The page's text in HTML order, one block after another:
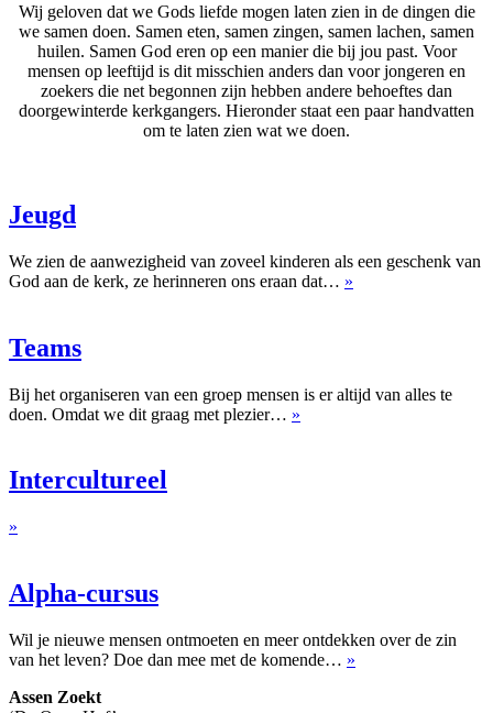
Wij geloven dat we Gods liefde mogen laten zien in de dingen die
we samen doen. Samen eten, samen zingen, samen lachen, samen
huilen. Samen God eren op een manier die bij jou past. Voor
mensen op leeftijd is dit misschien anders dan voor jongeren en
zoekers die net begonnen zijn hebben andere behoeftes dan
doorgewinterde kerkgangers. Hieronder staat een paar handvatten
om te laten zien wat we doen.
Jeugd
We zien de aanwezigheid van zoveel kinderen als een geschenk van
God aan de kerk, ze herinneren ons eraan dat… »
Teams
Bij het organiseren van een groep mensen is er altijd van alles te
doen. Omdat we dit graag met plezier… »
Intercultureel
»
Alpha-cursus
Wil je nieuwe mensen ontmoeten en meer ontdekken over de zin
van het leven? Doe dan mee met de komende… »
Assen Zoekt